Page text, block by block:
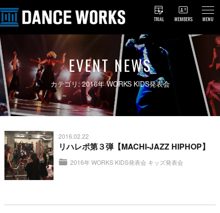
TRIAL MEMBERS MENU
EVENT NEWS
カテゴリ: 2016年 WORKS KIDS発表会
2016.02.22
リハレポ第３弾【MACHI-JAZZ HIPHOP】
2016年 WORKS KIDS発表会 キッズ発表会